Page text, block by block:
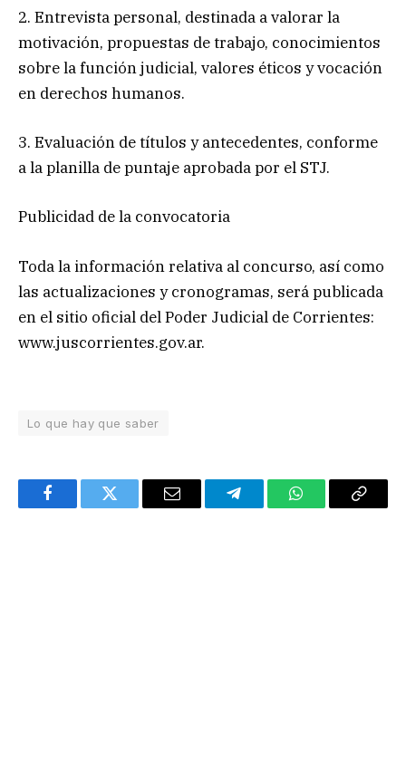
2. Entrevista personal, destinada a valorar la
motivación, propuestas de trabajo, conocimientos
sobre la función judicial, valores éticos y vocación
en derechos humanos.
3. Evaluación de títulos y antecedentes, conforme
a la planilla de puntaje aprobada por el STJ.
Publicidad de la convocatoria
Toda la información relativa al concurso, así como
las actualizaciones y cronogramas, será publicada
en el sitio oficial del Poder Judicial de Corrientes:
www.juscorrientes.gov.ar.
Lo que hay que saber
FacebookTwitter Email TelegramWhatsAppCopy